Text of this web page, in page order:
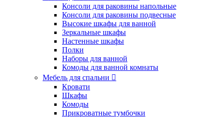
Консоли для раковины напольные
Консоли для раковины подвесные
Высокие шкафы для ванной
Зеркальные шкафы
Настенные шкафы
Полки
Наборы для ванной
Комоды для ванной комнаты
Мебель для спальни
Кровати
Шкафы
Комоды
Прикроватные тумбочки